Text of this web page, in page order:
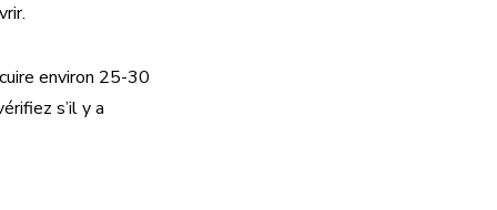
environ 25-30
s’il y a